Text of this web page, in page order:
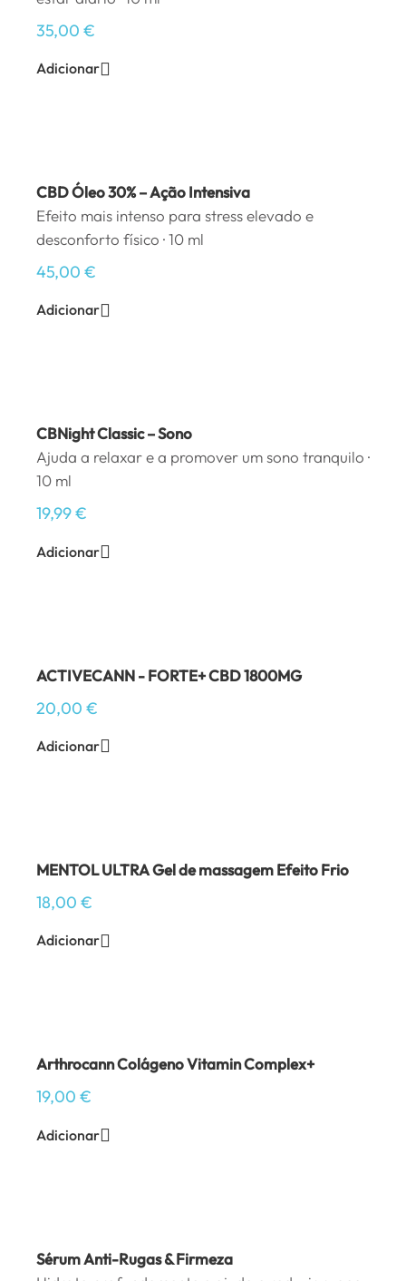
35,00 €
Adicionar
CBD Óleo 30% – Ação Intensiva
Efeito mais intenso para stress elevado e
desconforto físico · 10 ml
45,00 €
Adicionar
CBNight Classic – Sono
Ajuda a relaxar e a promover um sono tranquilo ·
10 ml
19,99€
Adicionar
ACTIVECANN - FORTE+ CBD 1800MG
20,00 €
Adicionar
MENTOL ULTRA Gel de massagem Efeito Frio
18,00 €
Adicionar
Arthrocann Colágeno Vitamin Complex+
19,00 €
Adicionar
Sérum Anti-Rugas & Firmeza